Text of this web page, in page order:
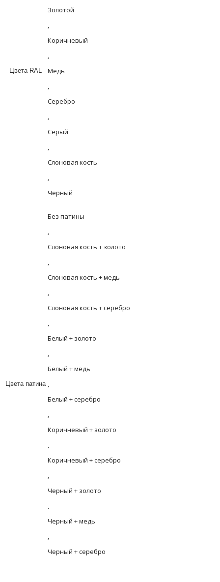
Цвета RAL
Золотой
,
Коричневый
,
Медь
,
Серебро
,
Серый
,
Слоновая кость
,
Черный
Цвета патина
Без патины
,
Слоновая кость + золото
,
Слоновая кость + медь
,
Слоновая кость + серебро
,
Белый + золото
,
Белый + медь
,
Белый + серебро
,
Коричневый + золото
,
Коричневый + серебро
,
Черный + золото
,
Черный + медь
,
Черный + серебро